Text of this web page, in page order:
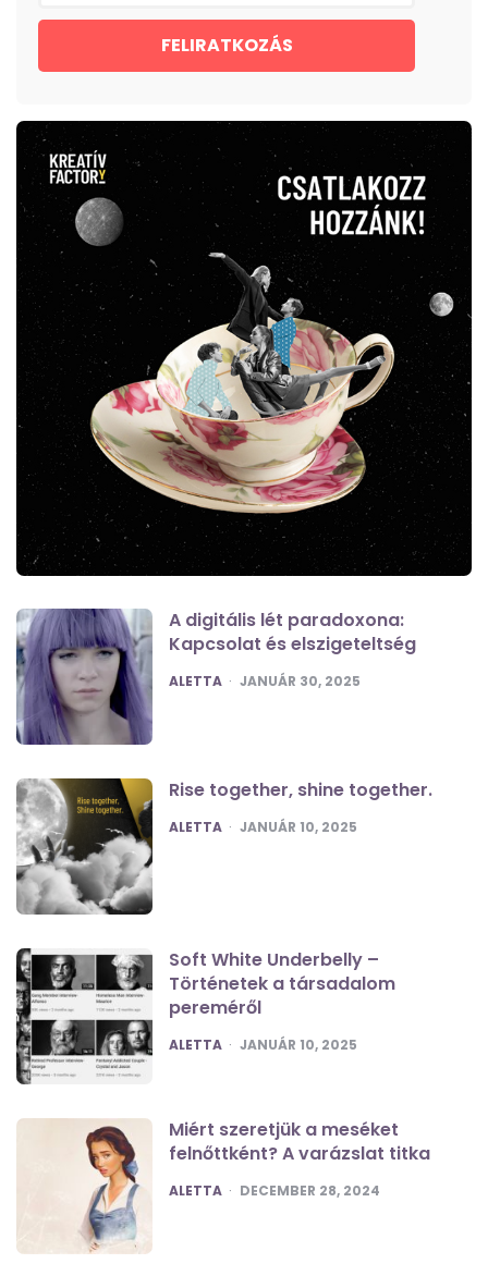
A digitális lét paradoxona:
Kapcsolat és elszigeteltség
POSTED
ALETTA JANUÁR 30, 2025
Rise together, shine together.
POSTED
ALETTA JANUÁR 10, 2025
Soft White Underbelly –
Történetek a társadalom
pereméről
POSTED
ALETTA JANUÁR 10, 2025
Miért szeretjük a meséket
felnőttként? A varázslat titka
POSTED
ALETTA DECEMBER 28, 2024